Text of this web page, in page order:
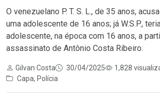
O venezuelano P. T. S. L., de 35 anos,
uma adolescente de 16 anos; já W.S.P.,
adolescente, na época com 16 anos, a
assassinato de Antônio Costa Ribeiro.
Gilvan Costa 30/04/2025
1,828
Capa, Polícia